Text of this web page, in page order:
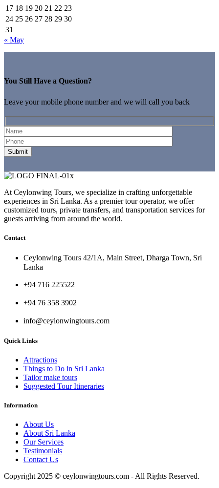
17 18 19 20 21 22 23
24 25 26 27 28 29 30
31
« May
You Still Have a Question?
Leave your mobile phone number and we will call you back
At Ceylonwing Tours, we specialize in crafting unforgettable
experiences in Sri Lanka. As a premier tour operator, we offer
customized tours, private transfers, and transportation services for
guests arriving from around the world.
Contact
Ceylonwing Tours 42/1A, Main Street, Dharga Town, Sri
Lanka
+94 716 225522
+94 76 358 3902
info@ceylonwingtours.com
Quick Links
Attractions
Things to Do in Sri Lanka
Tailor make tours
Suggested Tour Itineraries
Information
About Us
About Sri Lanka
Our Services
Testimonials
Contact Us
Copyright 2025 © ceylonwingtours.com - All Rights Reserved.